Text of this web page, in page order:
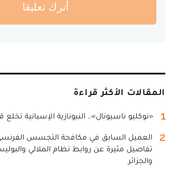
أترك تعليقا
المقالات الأكثر قراءة
1 «نوكليو ناسيونال».. النيونازية الإسبانية تخلع
2
العميل السابق في مكافحة التجسس
تفاصيل مثيرة عن روابط نظام الملالي
والجزائر